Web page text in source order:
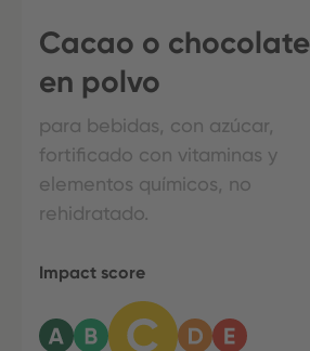
Cacao o chocolate
en polvo
para bebidas, con azúcar,
fortificado con vitaminas y
elementos químicos, no
rehidratado.
Impact score